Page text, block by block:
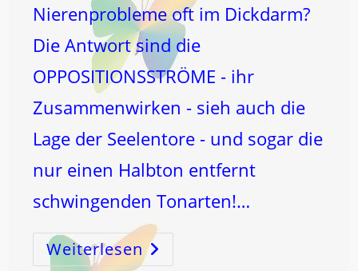
Nierenprobleme oft im Dickdarm?
Die Antwort sind die
OPPOSITIONSSTRÖME - ihr
Zusammenwirken - sieh auch die
Lage der Seelentore - und sogar die
nur einen Halbton entfernt
schwingenden Tonarten!…
Weiterlesen ZUSAMMEN
WIRKEN!